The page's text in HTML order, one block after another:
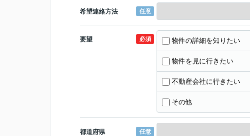
希望連絡方法 任意
要望 必須 物件の詳細を知りたい
物件を見に行きたい
不動産会社に行きたい
その他
都道府県 任意